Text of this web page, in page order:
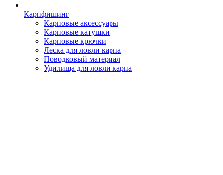
Карпфишинг
Карповые аксессуары
Карповые катушки
Карповые крючки
Леска для ловли карпа
Поводковый материал
Удилища для ловли карпа